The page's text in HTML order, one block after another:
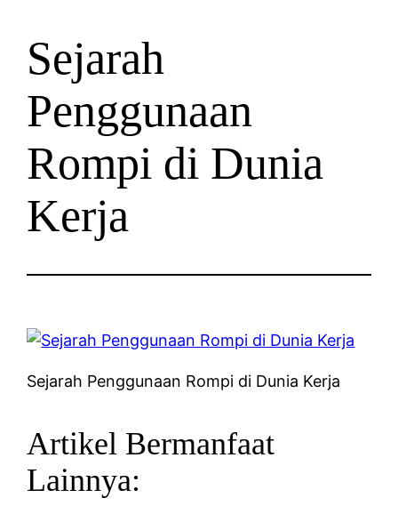
Sejarah
Penggunaan
Rompi di Dunia
Kerja
Sejarah Penggunaan Rompi di Dunia Kerja
Artikel Bermanfaat
Lainnya: